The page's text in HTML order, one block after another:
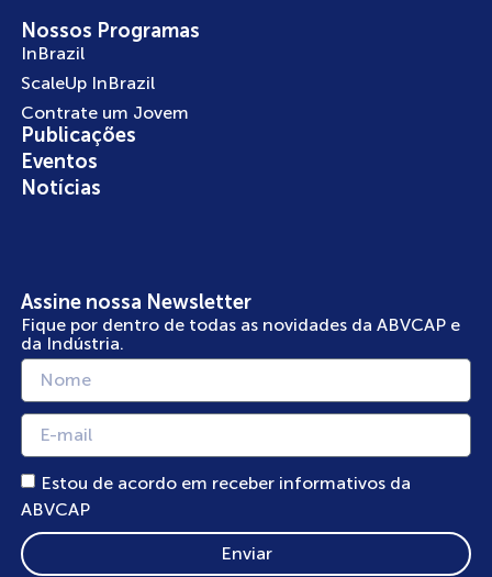
Nossos Programas
InBrazil
ScaleUp InBrazil
Contrate um Jovem
Publicações
Eventos
Notícias
Assine nossa Newsletter
Fique por dentro de todas as novidades da ABVCAP e
da Indústria.
Estou de acordo em receber informativos da
ABVCAP
Enviar